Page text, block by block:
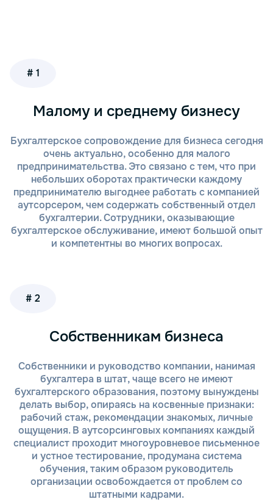
документы, предоставленные для анализа,
обрабатываются с учетом строгих
Полная автоматизация процесса.
Использование современных технологий
для сбора и обработки данных позволяет
провести точный анализ с минимальными
затратами времени.
Экспертная поддержка. В случае
необходимости наши специалисты всегда
готовы предоставить консультации по
результатам анализа и рекомендациям.
эффективно. Наши услуги помогают компании
работы бизнеса.
Как мы работаем?
В "Тонкий и партнеры" мы всегда стремимся к тому,
чтобы процесс взаимодействия с клиентами был
простым, удобным и максимально эффективным.
Наш подход основывается на индивидуальном
подходе и высоком уровне профессионализма. Вот
как мы организуем работу с вами:
Первоначальная консультация. Вы можете
# 1
Малому и среднему бизнесу
Бухгалтерское сопровождение для бизнеса сегодня
очень актуально, особенно для малого
предпринимательства. Это связано с тем, что при
небольших оборотах практически каждому
предпринимателю выгоднее работать с компанией
аутсорсером, чем содержать собственный отдел
бухгалтерии. Сотрудники, оказывающие
бухгалтерское обслуживание, имеют большой опыт
и компетентны во многих вопросах.
# 2
Собственникам бизнеса
Собственники и руководство компании, нанимая
бухгалтера в штат, чаще всего не имеют
бухгалтерского образования, поэтому вынуждены
делать выбор, опираясь на косвенные признаки:
рабочий стаж, рекомендации знакомых, личные
ощущения. В аутсорсинговых компаниях каждый
специалист проходит многоуровневое письменное
и устное тестирование, продумана система
обучения, таким образом руководитель
организации освобождается от проблем со
штатными кадрами.